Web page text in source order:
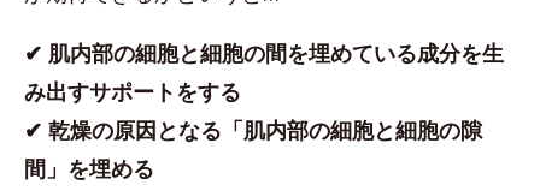
✔︎ 肌内部の細胞と細胞の間を埋めている成分を生
み出すサポートをする
✔︎ 乾燥の原因となる「肌内部の細胞と細胞の隙
間」を埋める